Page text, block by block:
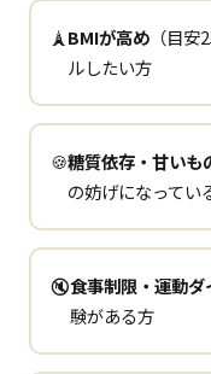
🗼 BMIが高め（目安
ルしたい方
🍪糖質依存・甘いも
の妨げになってい
🔇食事制限・運動
験がある方